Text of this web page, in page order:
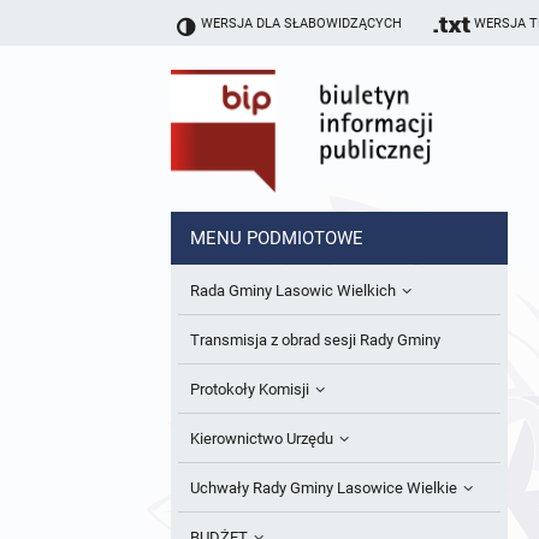
WERSJA DLA SŁABOWIDZĄCYCH WERSJA
MENU PODMIOTOWE
Rada Gminy Lasowic Wielkich
Sesje Rady Gminy
Skład Rady Gminy
Interpelacje i Zapytania Radnych
Komisje Rady Gminy i informacja o
Transmisja z obrad sesji Rady Gminy
Protokoły Komisji
Komisja Budżetu i Finansów
Komisja Oświatowa
Kierownictwo Urzędu
Wójt
Uchwały Rady Gminy Lasowice Wielkie